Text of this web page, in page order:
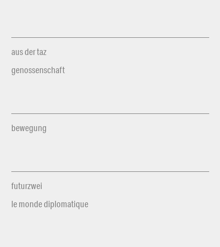
aus der taz
genossenschaft
bewegung
futurzwei
le monde diplomatique